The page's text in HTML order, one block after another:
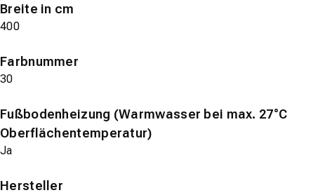
Breite in cm
400
Farbnummer
30
Fußbodenheizung (Warmwasser bei max. 27°C
Oberflächentemperatur)
Ja
Hersteller